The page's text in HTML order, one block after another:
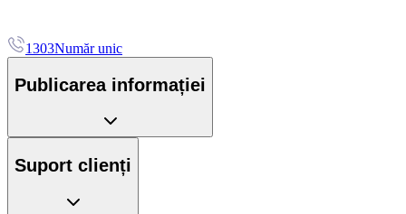
1303Număr unic
Publicarea informației
Suport clienți